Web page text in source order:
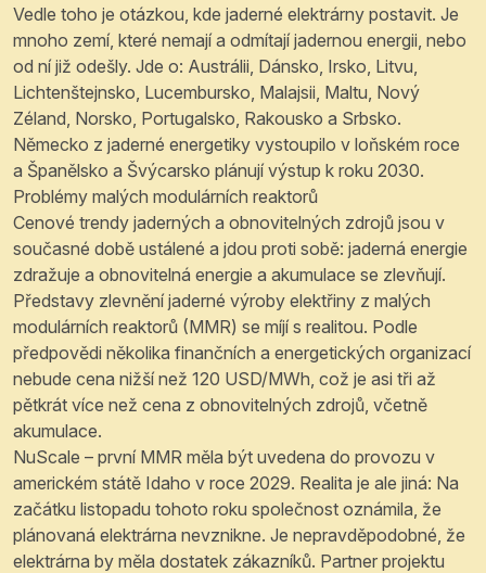
Vedle toho je otázkou, kde jaderné elektrárny postavit. Je
mnoho zemí, které nemají a odmítají jadernou energii, nebo
od ní již odešly. Jde o: Austrálii, Dánsko, Irsko, Litvu,
Lichtenštejnsko, Lucembursko, Malajsii, Maltu, Nový
Zéland, Norsko, Portugalsko, Rakousko a Srbsko.
Německo z jaderné energetiky vystoupilo v loňském roce
a Španělsko a Švýcarsko plánují výstup k roku 2030.
Problémy malých modulárních reaktorů
Cenové trendy jaderných a obnovitelných zdrojů jsou v
současné době ustálené a jdou proti sobě: jaderná energie
zdražuje a obnovitelná energie a akumulace se zlevňují.
Představy zlevnění jaderné výroby elektřiny z malých
modulárních reaktorů (MMR) se míjí s realitou. Podle
předpovědi několika finančních a energetických organizací
nebude cena nižší než 120 USD/MWh, což je asi tři až
pětkrát více než cena z obnovitelných zdrojů, včetně
akumulace.
NuScale – první MMR měla být uvedena do provozu v
americkém státě Idaho v roce 2029. Realita je ale jiná: Na
začátku listopadu tohoto roku společnost oznámila, že
plánovaná elektrárna nevznikne. Je nepravděpodobné, že
elektrárna by měla dostatek zákazníků. Partner projektu